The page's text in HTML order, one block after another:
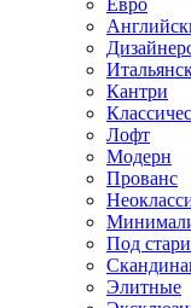
Евро
Кантри
Лофт
Модерн
Прованс
Под
Элитные